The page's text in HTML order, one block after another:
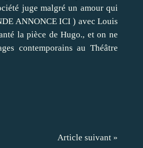
juge malgré un amour qui
ANNONCE ICI ) avec Louis
la pièce de Hugo., et on ne
contemporains au Théâtre
Article suivant »